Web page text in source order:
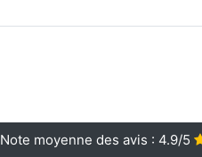
Note moyenne des avis : 4.9/5